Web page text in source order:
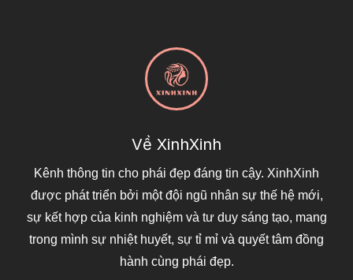
Về XinhXinh
Kênh thông tin cho phái đẹp đáng tin cậy. XinhXinh
được phát triển bởi một đội ngũ nhân sự thế hệ mới,
sự kết hợp của kinh nghiệm và tư duy sáng tạo, mang
trong mình sự nhiệt huyết, sự tỉ mỉ và quyết tâm đồng
hành cùng phái đẹp.